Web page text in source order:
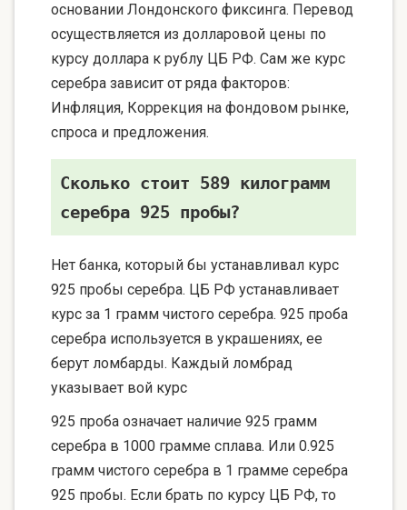
основании Лондонского фиксинга. Перевод
осуществляется из долларовой цены по
курсу доллара к рублу ЦБ РФ. Сам же курс
серебра зависит от ряда факторов:
Инфляция, Коррекция на фондовом рынке,
спроса и предложения.
Сколько стоит 589 килограмм
серебра 925 пробы?
Нет банка, который бы устанавливал курс
925 пробы серебра. ЦБ РФ устанавливает
курс за 1 грамм чистого серебра. 925 проба
серебра используется в украшениях, ее
берут ломбарды. Каждый ломбрад
указывает вой курс
925 проба означает наличие 925 грамм
серебра в 1000 грамме сплава. Или 0.925
грамм чистого серебра в 1 грамме серебра
925 пробы. Если брать по курсу ЦБ РФ, то